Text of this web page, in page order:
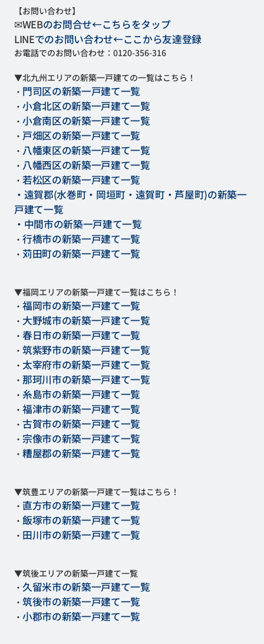
【お問い合わせ】
✉WEBのお問合せ←こちらをタップ
LINEでのお問い合わせ←ここから友達登録
お電話でのお問い合わせ： 0120-356-316
▼北九州エリアの新築一戸建ての一覧はこちら！
・ 門司区の新築一戸建て一覧
・ 小倉北区の新築一戸建て一覧
・ 小倉南区の新築一戸建て一覧
・ 戸畑区の新築一戸建て一覧
・ 八幡東区の新築一戸建て一覧
・ 八幡西区の新築一戸建て一覧
・ 若松区の新築一戸建て一覧
・遠賀郡(水巻町・岡垣町・遠賀町・芦屋町)の新築一
戸建て一覧
・中間市の新築一戸建て一覧
・ 行橋市の新築一戸建て一覧
・ 苅田町の新築一戸建て一覧
▼福岡エリアの新築一戸建て一覧はこちら！
・ 福岡市の新築一戸建て一覧
・ 大野城市の新築一戸建て一覧
・ 春日市の新築一戸建て一覧
・ 筑紫野市の新築一戸建て一覧
・ 太宰府市の新築一戸建て一覧
・ 那珂川市の新築一戸建て一覧
・ 糸島市の新築一戸建て一覧
・ 福津市の新築一戸建て一覧
・ 古賀市の新築一戸建て一覧
・ 宗像市の新築一戸建て一覧
・ 糟屋郡の新築一戸建て一覧
▼筑豊エリアの新築一戸建て一覧はこちら！
・ 直方市の新築一戸建て一覧
・ 飯塚市の新築一戸建て一覧
・ 田川市の新築一戸建て一覧
▼筑後エリアの新築一戸建て一覧
・ 久留米市の新築一戸建て一覧
・ 筑後市の新築一戸建て一覧
・ 小郡市の新築一戸建て一覧